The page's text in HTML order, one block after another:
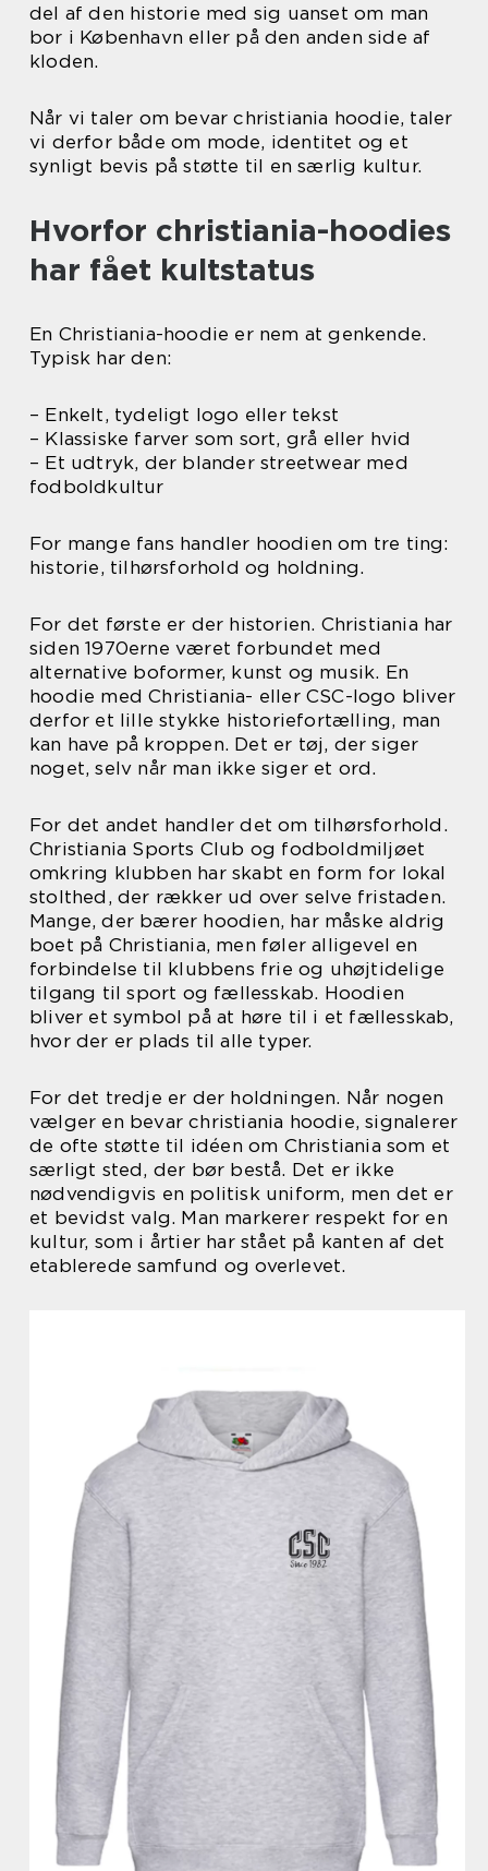
del af den historie med sig uanset om man
bor i København eller på den anden side af
kloden.
Når vi taler om bevar christiania hoodie, taler
vi derfor både om mode, identitet og et
synligt bevis på støtte til en særlig kultur.
Hvorfor christiania-hoodies
har fået kultstatus
En Christiania-hoodie er nem at genkende.
Typisk har den:
– Enkelt, tydeligt logo eller tekst
– Klassiske farver som sort, grå eller hvid
– Et udtryk, der blander streetwear med
fodboldkultur
For mange fans handler hoodien om tre ting:
historie, tilhørsforhold og holdning.
For det første er der historien. Christiania har
siden 1970erne været forbundet med
alternative boformer, kunst og musik. En
hoodie med Christiania- eller CSC-logo bliver
derfor et lille stykke historiefortælling, man
kan have på kroppen. Det er tøj, der siger
noget, selv når man ikke siger et ord.
For det andet handler det om tilhørsforhold.
Christiania Sports Club og fodboldmiljøet
omkring klubben har skabt en form for lokal
stolthed, der rækker ud over selve fristaden.
Mange, der bærer hoodien, har måske aldrig
boet på Christiania, men føler alligevel en
forbindelse til klubbens frie og uhøjtidelige
tilgang til sport og fællesskab. Hoodien
bliver et symbol på at høre til i et fællesskab,
hvor der er plads til alle typer.
For det tredje er der holdningen. Når nogen
vælger en bevar christiania hoodie, signalerer
de ofte støtte til idéen om Christiania som et
særligt sted, der bør bestå. Det er ikke
nødvendigvis en politisk uniform, men det er
et bevidst valg. Man markerer respekt for en
kultur, som i årtier har stået på kanten af det
etablerede samfund og overlevet.